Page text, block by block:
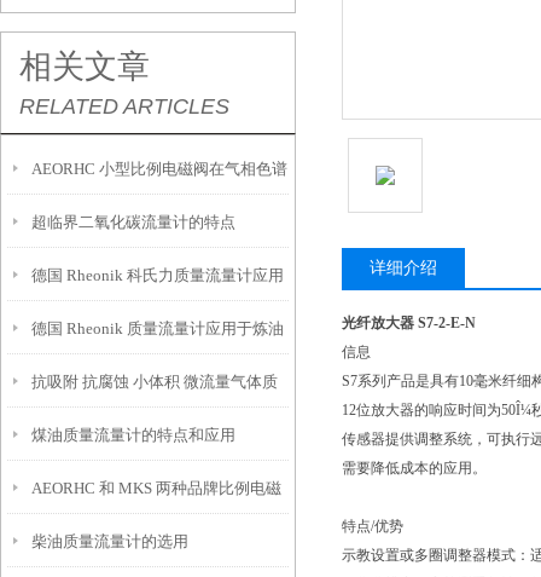
相关文章
RELATED ARTICLES
AEORHC 小型比例电磁阀在气相色谱
仪上的应用
超临界二氧化碳流量计的特点
德国 Rheonik 科氏力质量流量计应用
于氢能源
德国 Rheonik 质量流量计应用于炼油
厂
抗吸附 抗腐蚀 小体积 微流量气体质
量流量计
煤油质量流量计的特点和应用
AEORHC 和 MKS 两种品牌比例电磁
阀的比较
柴油质量流量计的选用
详细介绍
光纤放大器 S7-2-E-N
信息
S7系列产品是具有10毫米纤细
12位放大器的响应时间为50Î¼
传感器提供调整系统，可执行
需要降低成本的应用。
特点/优势
示教设置或多圈调整器模式：